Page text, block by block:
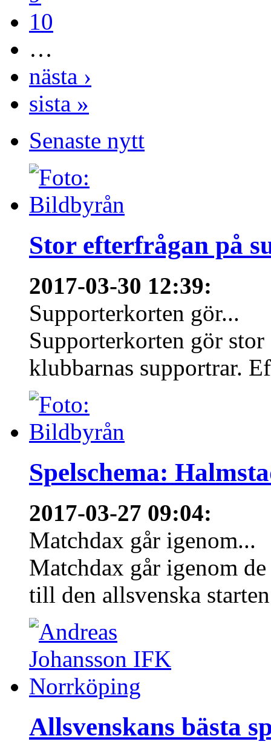
10
…
nästa ›
sista »
Senaste nytt
Stor efterfrågan på
2017-03-30 12:39:
Supporterkorten gör...
Supporterkorten gör
klubbarnas supportrar.
Spelschema:
2017-03-27 09:04:
Matchdax går igenom...
Matchdax går igenom
till den allsvenska
Allsvenskans bästa